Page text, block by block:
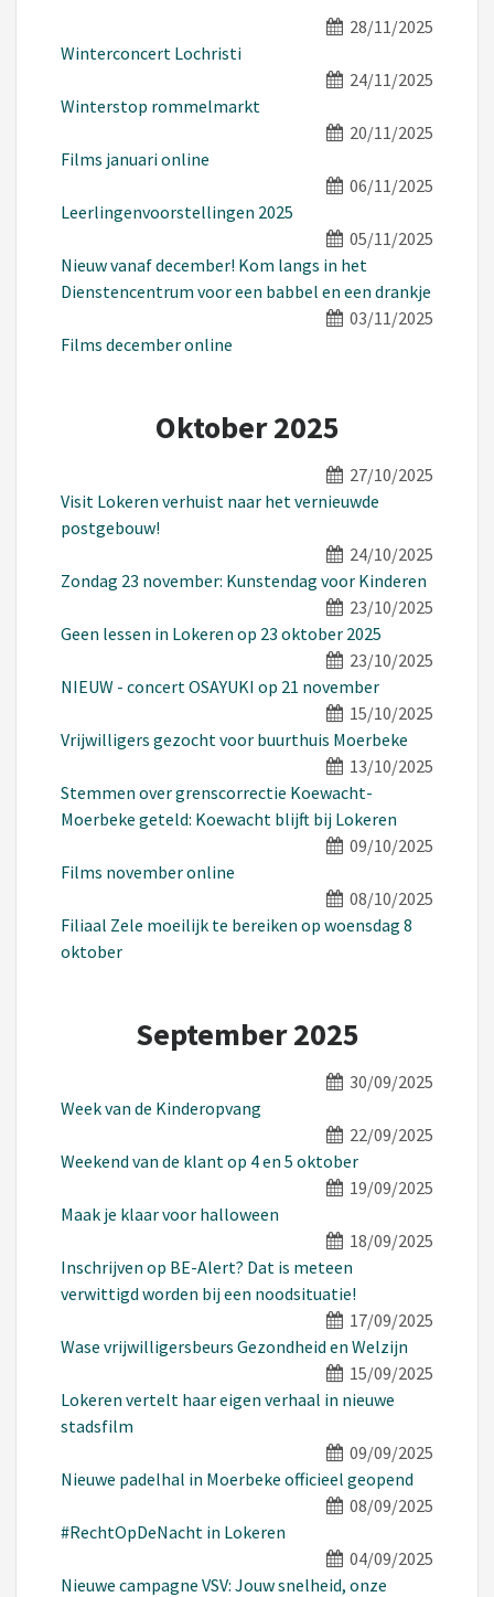
28/11/2025
Winterconcert Lochristi
24/11/2025
Winterstop rommelmarkt
20/11/2025
Films januari online
06/11/2025
Leerlingenvoorstellingen 2025
05/11/2025
Nieuw vanaf december! Kom langs in het
Dienstencentrum voor een babbel en een drankje
03/11/2025
Films december online
Oktober 2025
27/10/2025
Visit Lokeren verhuist naar het vernieuwde
postgebouw!
24/10/2025
Zondag 23 november: Kunstendag voor Kinderen
23/10/2025
Geen lessen in Lokeren op 23 oktober 2025
23/10/2025
NIEUW - concert OSAYUKI op 21 november
15/10/2025
Vrijwilligers gezocht voor buurthuis Moerbeke
13/10/2025
Stemmen over grenscorrectie Koewacht-
Moerbeke geteld: Koewacht blijft bij Lokeren
09/10/2025
Films november online
08/10/2025
Filiaal Zele moeilijk te bereiken op woensdag 8
oktober
September 2025
30/09/2025
Week van de Kinderopvang
22/09/2025
Weekend van de klant op 4 en 5 oktober
19/09/2025
Maak je klaar voor halloween
18/09/2025
Inschrijven op BE-Alert? Dat is meteen
verwittigd worden bij een noodsituatie!
17/09/2025
Wase vrijwilligersbeurs Gezondheid en Welzijn
15/09/2025
Lokeren vertelt haar eigen verhaal in nieuwe
stadsfilm
09/09/2025
Nieuwe padelhal in Moerbeke officieel geopend
08/09/2025
#RechtOpDeNacht in Lokeren
04/09/2025
Nieuwe campagne VSV: Jouw snelheid, onze